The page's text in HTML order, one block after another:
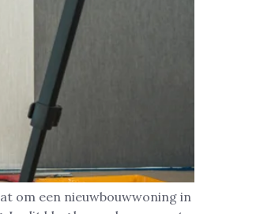
om een nieuwbouwwoning in